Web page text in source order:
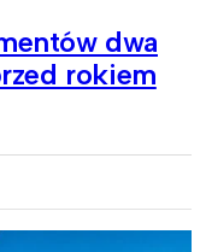
dwa
rokiem